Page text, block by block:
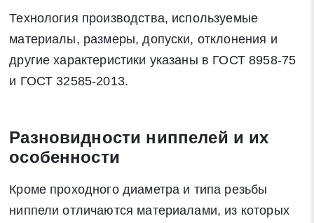
Технология производства, используемые
материалы, размеры, допуски, отклонения и
другие характеристики указаны в ГОСТ 8958-75
и ГОСТ 32585-2013.
Разновидности ниппелей и их
особенности
Кроме проходного диаметра и типа резьбы
ниппели отличаются материалами, из которых